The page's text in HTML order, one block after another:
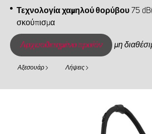
Τεχνολογία χαμηλού θορύβου75
σκούπισμα
Αρχειοθετημένο προϊόν μη
Αξεσουάρ Λήψεις